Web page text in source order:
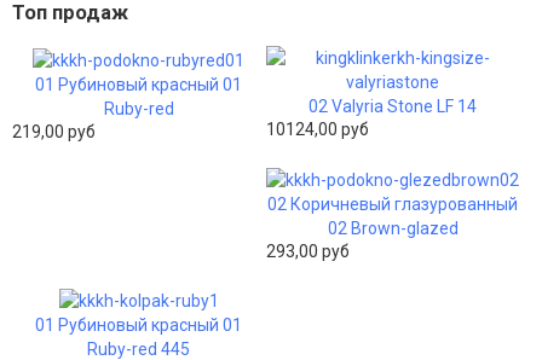
Топ продаж
01 Рубиновый красный 01
Ruby-red
219,00 руб
02 Valyria Stone LF 14
10124,00 руб
02 Коричневый глазурованный
02 Brown-glazed
293,00 руб
01 Рубиновый красный 01
Ruby-red 445